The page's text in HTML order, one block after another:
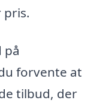
på
forvente at
tilbud, der